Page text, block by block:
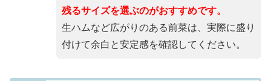
残るサイズを選ぶのがおすすめです。
生ハムなど広がりのある前菜は、実際に盛り
付けて余白と安定感を確認してください。